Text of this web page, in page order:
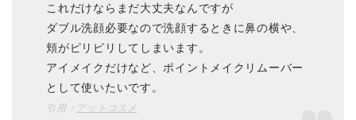
これだけならまだ大丈夫なんですが
ダブル洗顔必要なので洗顔するときに鼻の横や、
頬がピリピリしてしまいます。
アイメイクだけなど、ポイントメイクリムーバー
として使いたいです。
引用： アットコスメ